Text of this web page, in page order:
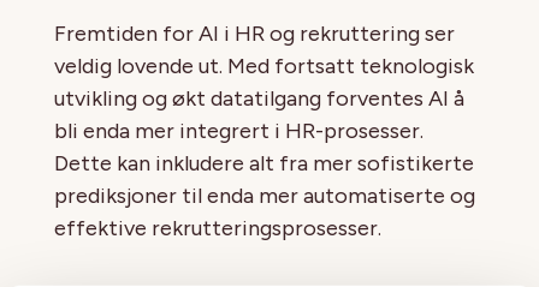
Fremtiden for AI i HR og rekruttering ser
veldig lovende ut. Med fortsatt teknologisk
utvikling og økt datatilgang forventes AI å
bli enda mer integrert i HR-prosesser.
Dette kan inkludere alt fra mer sofistikerte
prediksjoner til enda mer automatiserte og
effektive rekrutteringsprosesser.